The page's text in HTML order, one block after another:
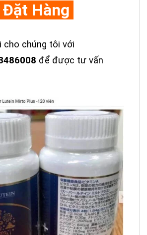
Đặt Hàng
cho chúng tôi với
để được tư vấn